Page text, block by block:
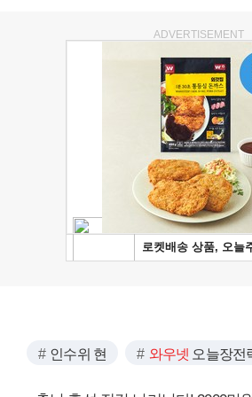
ADVERTISEMENT
인수위 현 와우넷 오늘장전